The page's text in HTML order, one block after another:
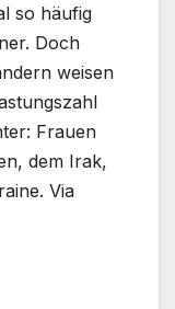
so häufig
Doch
weisen
Frauen
dem Irak,
Via